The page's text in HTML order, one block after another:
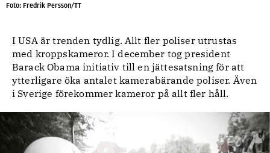
Foto: Fredrik Persson/TT
I USA är trenden tydlig. Allt fler poliser utrustas
med kroppskameror. I december tog president
Barack Obama initiativ till en jättesatsning för att
ytterligare öka antalet kamerabärande poliser. Även
i Sverige förekommer kameror på allt fler håll.